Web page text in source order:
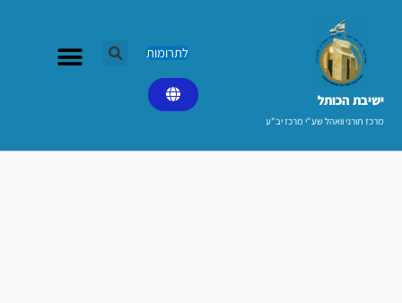
ישיבת הכותל​
מרכז תורני וואהל שע"י מרכז יב"ע
לתרומות